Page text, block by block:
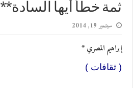
ثمة خطأٌ أيها السادة**
سبتمبر 19, 2014
إبراهيم المصري *
( ثقافات )